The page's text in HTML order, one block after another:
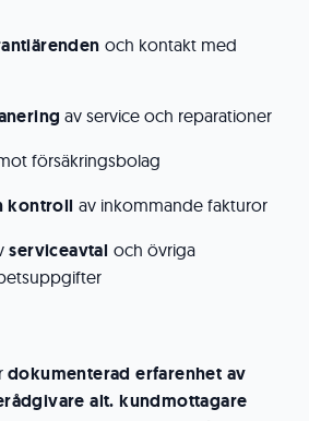
och kontakt med
av service och reparationer
försäkringsbolag
kontroll av inkommande fakturor
serviceavtal och övriga
dokumenterad erfarenhet av
alt. kundmottagare